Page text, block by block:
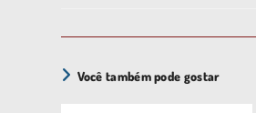
Você também pode gostar